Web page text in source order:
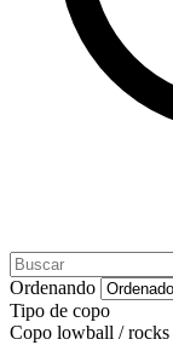
Ordenando
Tipo de copo
Copo lowball / rocks